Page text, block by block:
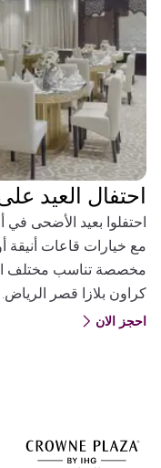
احتفال العيد
احتفلوا بعيد الأضحى
مع خيارات قاعات
مخصصة تناسب مختلف
كراون بلازا قصر الرياض.
احجز الان(OPENS IN A NEW TAB)